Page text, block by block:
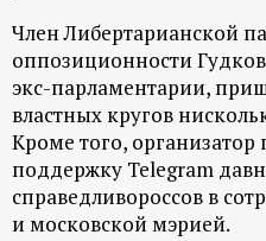
Член Либертарианской
оппозиционности
экс-парламентарии,
властных кругов
Кроме того, организатор
поддержку Telegram
справедливороссов в
и московской мэрией.